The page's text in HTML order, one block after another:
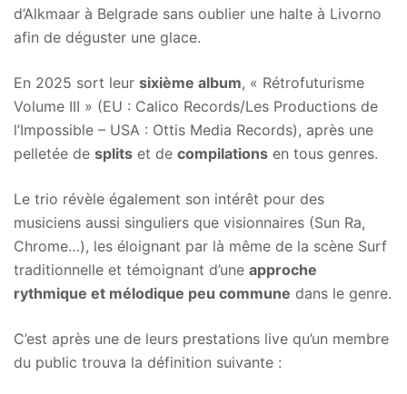
d’Alkmaar à Belgrade sans oublier une halte à Livorno
afin de déguster une glace.
En 2025 sort leur sixième album, « Rétrofuturisme
Volume III » (EU : Calico Records/Les Productions de
l’Impossible – USA : Ottis Media Records), après une
pelletée de splits et de compilations en tous genres.
Le trio révèle également son intérêt pour des
musiciens aussi singuliers que visionnaires (Sun Ra,
Chrome…), les éloignant par là même de la scène Surf
traditionnelle et témoignant d’une approche
rythmique et mélodique peu commune dans le genre.
C’est après une de leurs prestations live qu’un membre
du public trouva la définition suivante :